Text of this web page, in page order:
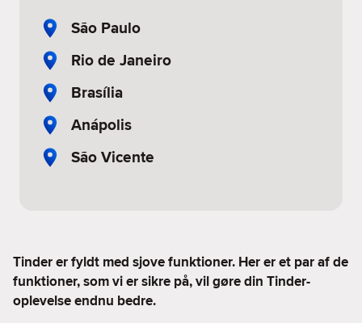
São Paulo
Rio de Janeiro
Brasília
Anápolis
São Vicente
Tinder er fyldt med sjove funktioner. Her er et par af de
funktioner, som vi er sikre på, vil gøre din Tinder-
oplevelse endnu bedre.